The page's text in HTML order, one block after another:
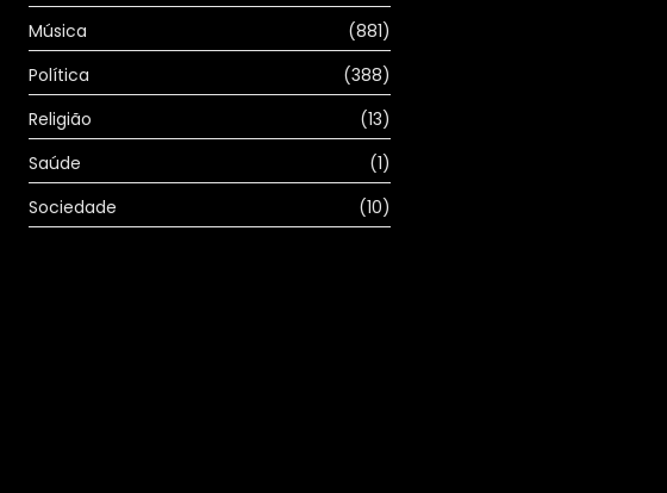
Música
(881)
Política
(388)
Religião
(13)
Saúde
(1)
Sociedade
(10)